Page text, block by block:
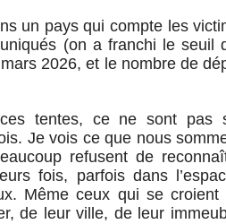
un pays qui compte les
(on a franchi le seuil
2026, et le nombre de
tentes, ce ne sont pas
Je vois ce que nous
refusent de
fois, parfois dans
Même ceux qui se
de leur ville, de leur